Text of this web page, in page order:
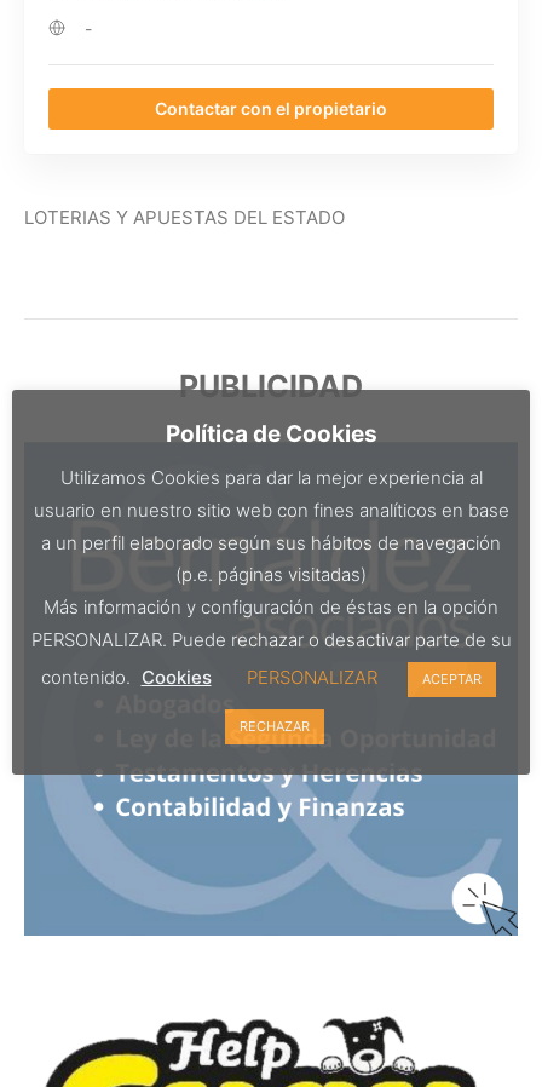
-
Contactar con el propietario
LOTERIAS Y APUESTAS DEL ESTADO
PUBLICIDAD
Política de Cookies
Utilizamos Cookies para dar la mejor experiencia al
usuario en nuestro sitio web con fines analíticos en base
a un perfil elaborado según sus hábitos de navegación
(p.e. páginas visitadas)
Más información y configuración de éstas en la opción
PERSONALIZAR. Puede rechazar o desactivar parte de su
contenido. Cookies PERSONALIZAR ACEPTAR
RECHAZAR